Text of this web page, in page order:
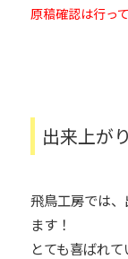
原稿確認は行っ
出来上が
飛鳥工房では
ます！
とても喜ばれて